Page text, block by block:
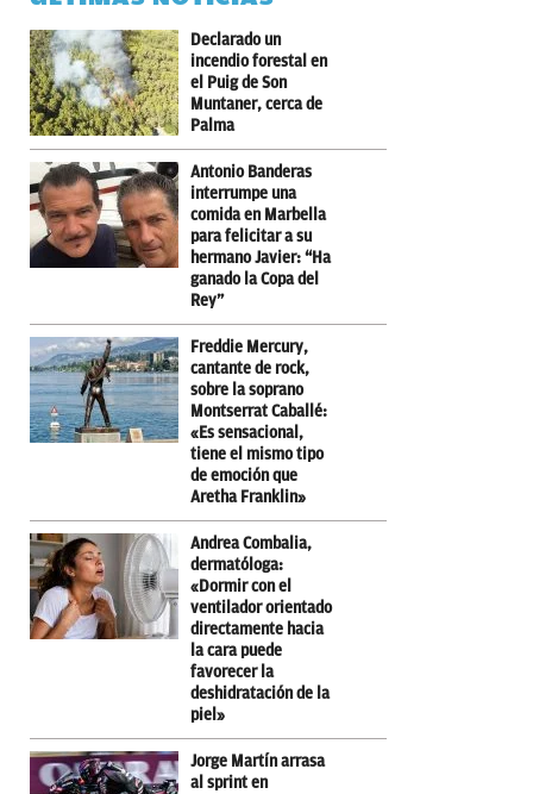
Declarado un
incendio forestal en
el Puig de Son
Muntaner, cerca de
Palma
Antonio Banderas
interrumpe una
comida en Marbella
para felicitar a su
hermano Javier: “Ha
ganado la Copa del
Rey”
Freddie Mercury,
cantante de rock,
sobre la soprano
Montserrat Caballé:
«Es sensacional,
tiene el mismo tipo
de emoción que
Aretha Franklin»
Andrea Combalia,
dermatóloga:
«Dormir con el
ventilador orientado
directamente hacia
la cara puede
favorecer la
deshidratación de la
piel»
Jorge Martín arrasa
al sprint en